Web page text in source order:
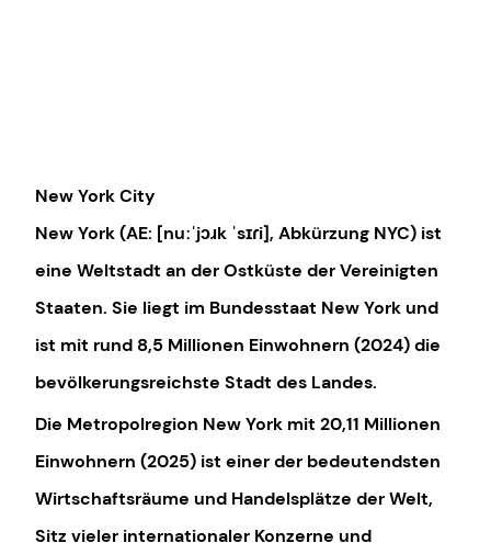
New York City
New York(AE: [nuːˈjɔɹk ˈsɪɾi], Abkürzung NYC) ist
eine Weltstadt an der Ostküste der Vereinigten
Staaten. Sie liegt im Bundesstaat New York und
ist mit rund 8,5 Millionen Einwohnern (2024) die
bevölkerungsreichste Stadt des Landes.
Die Metropolregion New York mit 20,11 Millionen
Einwohnern (2025) ist einer der bedeutendsten
Wirtschaftsräume und Handelsplätze der Welt,
Sitz vieler internationaler Konzerne und